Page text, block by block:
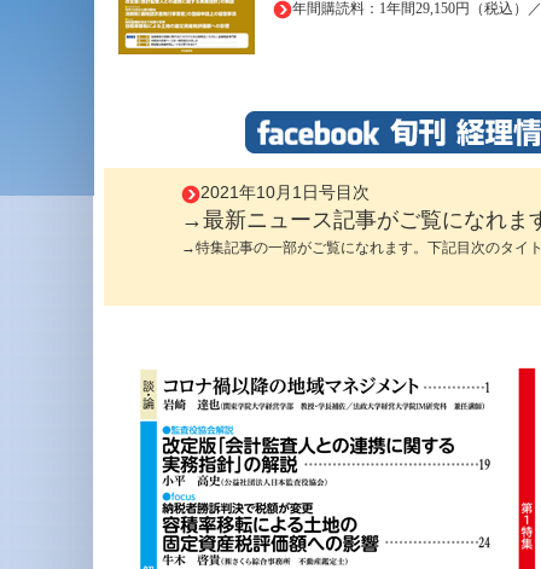
年間購読料：1年間29,150円（税込）
2021年10月1日号目次
→最新ニュース記事がご覧になれま
→特集記事の一部がご覧になれます。下記目次のタイ